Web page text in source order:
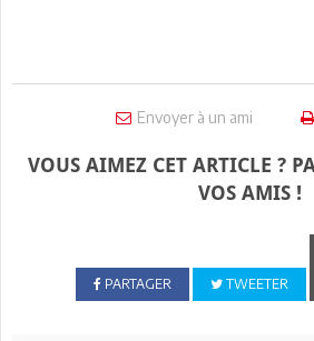
Envoyer à un ami
VOUS AIMEZ CET ARTICLE ?
VOS AMIS !
PARTAGER TWEETER